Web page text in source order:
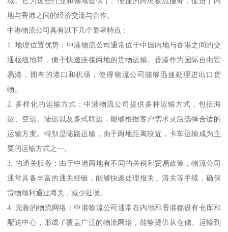
地与香港之间的经济交流与合作。
中港物流公司具有以下几个显著特点：
1. 地理位置优势：中港物流公司通常位于中国内地与香港之间的交
通枢纽地带，便于快速连接两地的货物运输。香港作为国际自由贸
易港，拥有的港口和机场，使得物流公司能够迅速处理进出口货
物。
2. 多样化的运输方式：中港物流公司提供多种运输方式，包括海
运、空运、陆运以及多式联运，能够根据客户需求灵活选择合适的
运输方案。特别是陆路运输，由于两地距离较近，卡车运输成为主
要的运输方式之一。
3. 的通关服务：由于中港两地有不同的关税和贸易政策，物流公司
通常具备丰富的通关经验，能够快速处理报关、清关等手续，确保
货物顺利通过海关，减少延误。
4. 完善的物流网络：中港物流公司通常在内地和香港都设有仓库和
配送中心，形成了覆盖广泛的物流网络，能够提供从仓储、运输到